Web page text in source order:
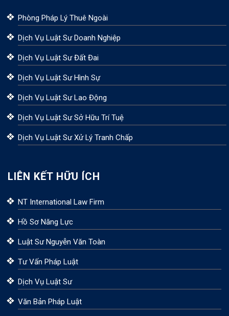
Phòng Pháp Lý Thuê Ngoài
Dịch Vụ Luật Sư Doanh Nghiệp
Dịch Vụ Luật Sư Đất Đai
Dịch Vụ Luật Sư Hình Sự
Dịch Vụ Luật Sư Lao Động
Dịch Vụ Luật Sư Sở Hữu Trí Tuệ
Dịch Vụ Luật Sư Xử Lý Tranh Chấp
LIÊN KẾT HỮU ÍCH
NT International Law Firm
Hồ Sơ Năng Lực
Luật Sư Nguyễn Văn Toàn
Tư Vấn Pháp Luật
Dịch Vụ Luật Sư
Văn Bản Pháp Luật